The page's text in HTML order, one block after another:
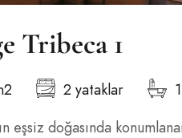
Tribeca 1
2 yataklar
eşsiz doğasında